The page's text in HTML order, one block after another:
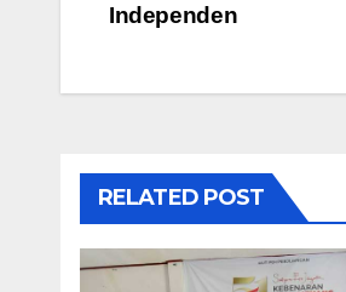
navigation
Independen
RELATED POST